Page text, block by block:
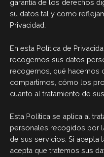
garantía de los derechos
su datos tal y como
Privacidad.
En esta Política de
recogemos sus datos
recogemos, qué hacemos
compartimos, cómo los
cuanto al tratamiento de
Esta Política se aplica al
personales recogidos por
de sus servicios. Si acepta
acepta que tratemos sus